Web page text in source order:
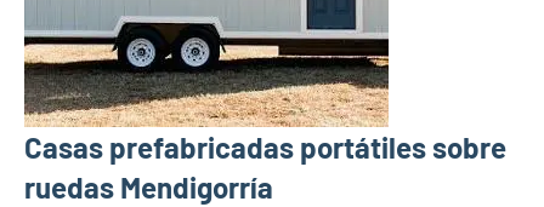
Casas prefabricadas portátiles sobre
ruedas Mendigorría